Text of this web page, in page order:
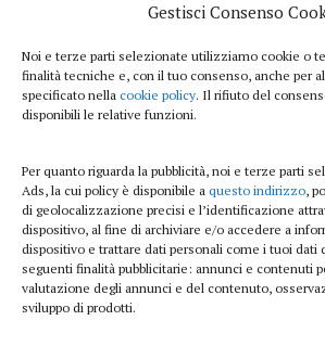
Gestisci Consenso
Noi e terze parti selezionate utilizziamo cookie o
finalità tecniche e, con il tuo consenso, anche per
specificato nella cookie policy. Il rifiuto del
disponibili le relative funzioni.
Per quanto riguarda la pubblicità, noi e terze parti
Ads, la cui policy è disponibile a questo indirizzo,
di geolocalizzazione precisi e l’identificazione
dispositivo, al fine di archiviare e/o accedere a
dispositivo e trattare dati personali come i tuoi dati
seguenti finalità pubblicitarie: annunci e contenuti
valutazione degli annunci e del contenuto,
sviluppo di prodotti.
Viaggi
Beauty e benessere
Curiosità
Lifestyle
Sport
iTech